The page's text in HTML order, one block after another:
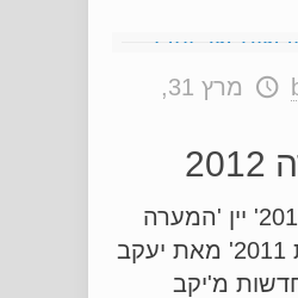
מרץ 31,
יין 'המערה 2012' יין 'המערה
גפנים בוגרות 2011' מאת יעקב
מ'יקב